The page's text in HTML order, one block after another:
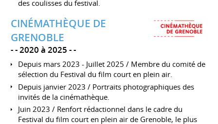
des coulisses du festival.
CINÉMATHÈQUE DE
GRENOBLE
- 2020 à 2025 -
Depuis mars 2023 - Juillet 2025 / Membre du comité de
sélection du Festival du film court en plein air.
Depuis janvier 2023 / Portraits photographiques des
invités de la cinémathèque.
Juin 2023 / Renfort rédactionnel dans le cadre du
Festival du film court en plein air de Grenoble, le plus